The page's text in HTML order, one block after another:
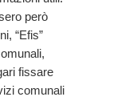
però
“Efis”
fissare
comunali